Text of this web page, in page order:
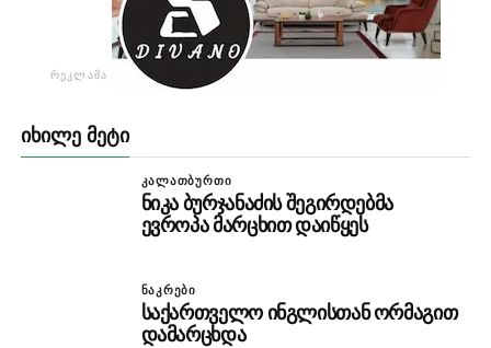
ᲠᲔᲙᲚᲐᲛᲐ
ᲘᲮᲘᲚᲔ ᲛᲔᲢᲘ
ᲙᲐᲚᲐᲗᲑᲣᲠᲗᲘ
ნიკა ბურჯანაძის შეგირდებმა
ევროპა მარცხით დაიწყეს
ᲜᲐᲙᲠᲔᲑᲘ
საქართველო ინგლისთან ორმაგით
დამარცხდა